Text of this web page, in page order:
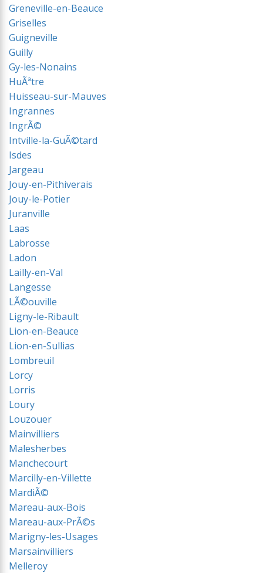
Greneville-en-Beauce
Griselles
Guigneville
Guilly
Gy-les-Nonains
HuÃªtre
Huisseau-sur-Mauves
Ingrannes
IngrÃ©
Intville-la-GuÃ©tard
Isdes
Jargeau
Jouy-en-Pithiverais
Jouy-le-Potier
Juranville
Laas
Labrosse
Ladon
Lailly-en-Val
Langesse
LÃ©ouville
Ligny-le-Ribault
Lion-en-Beauce
Lion-en-Sullias
Lombreuil
Lorcy
Lorris
Loury
Louzouer
Mainvilliers
Malesherbes
Manchecourt
Marcilly-en-Villette
MardiÃ©
Mareau-aux-Bois
Mareau-aux-PrÃ©s
Marigny-les-Usages
Marsainvilliers
Melleroy